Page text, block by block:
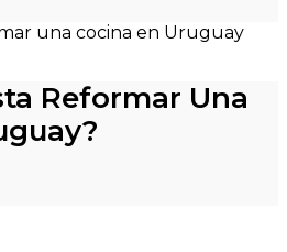
Reformar Una